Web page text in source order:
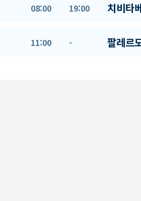
08:00 19:00 치비타
11:00 - 팔레르